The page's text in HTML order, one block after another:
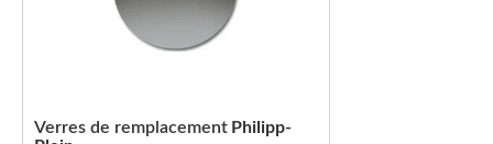
Verres de remplacement Philipp-